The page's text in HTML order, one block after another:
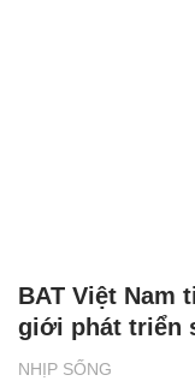
NHỊP SỐNG
BAT Việt Nam
giới phát triển